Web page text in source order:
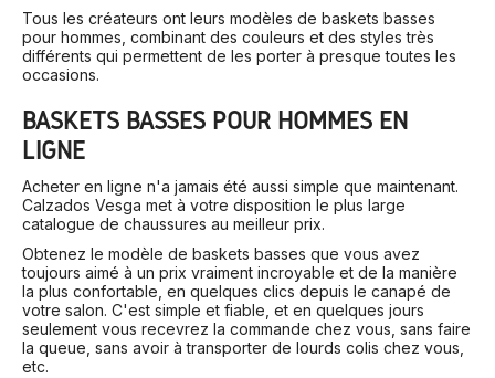
Tous les créateurs ont leurs modèles de baskets basses
pour hommes, combinant des couleurs et des styles très
différents qui permettent de les porter à presque toutes les
occasions.
BASKETS BASSES POUR HOMMES EN
LIGNE
Acheter en ligne n'a jamais été aussi simple que maintenant.
Calzados Vesga met à votre disposition le plus large
catalogue de chaussures au meilleur prix.
Obtenez le modèle de baskets basses que vous avez
toujours aimé à un prix vraiment incroyable et de la manière
la plus confortable, en quelques clics depuis le canapé de
votre salon. C'est simple et fiable, et en quelques jours
seulement vous recevrez la commande chez vous, sans faire
la queue, sans avoir à transporter de lourds colis chez vous,
etc.